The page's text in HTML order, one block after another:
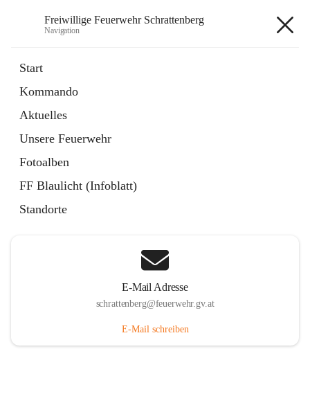
Freiwillige Feuerwehr Schrattenberg
Navigation
Start
Kommando
Aktuelles
Unsere Feuerwehr
Fotoalben
FF Blaulicht (Infoblatt)
Standorte
E-Mail Adresse
schrattenberg@feuerwehr.gv.at
E-Mail schreiben